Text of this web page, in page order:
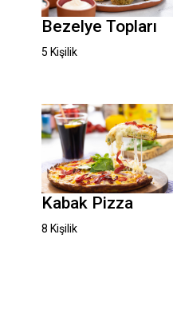
Bezelye Topları
5 Kişilik
Kabak Pizza
8 Kişilik